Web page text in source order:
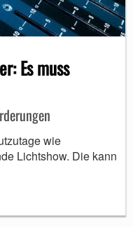
Es muss
wie
Lichtshow. Die kann